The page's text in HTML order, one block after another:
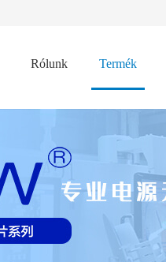
Rólunk Termék